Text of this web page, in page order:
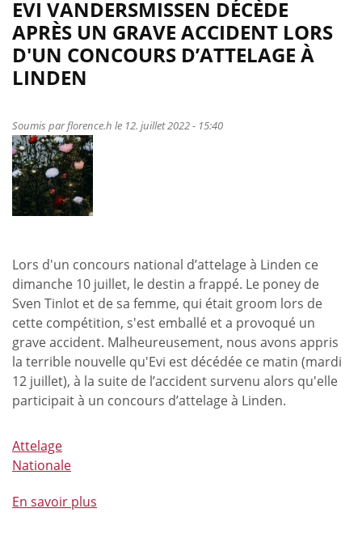
La
LEWB
en
et
EVI VANDERSMISSEN DÉCÈDE
APRÈS UN GRAVE ACCIDENT LORS
D'UN CONCOURS D’ATTELAGE À
LINDEN
Soumis parflorence.h le 12. juillet 2022 - 15:40
Lors d'un concours national d’attelage à Linden ce
dimanche 10 juillet, le destin a frappé. Le poney de
Sven Tinlot et de sa femme, qui était groom lors de
cette compétition, s'est emballé et a provoqué un
grave accident. Malheureusement, nous avons appris
la terrible nouvelle qu'Evi est décédée ce matin (mardi
12 juillet), à la suite de l’accident survenu alors qu'elle
participait à un concours d’attelage à Linden.
Attelage
Nationale
En savoir plus